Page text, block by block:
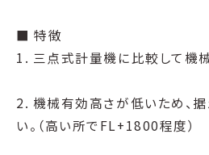
■ 特徴
1. 三点式計量機に比較して機
2. 機械有効高さが低いため、
い。（高い所でFL+1800程度）